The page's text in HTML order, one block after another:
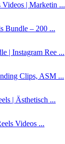
| Marketin ...
Bundle – 200 ...
| Instagram Ree ...
Clips, ASM ...
| Ästhetisch ...
Videos ...